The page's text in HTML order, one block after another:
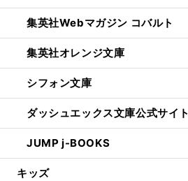
集英社Webマガジン コバルト
集英社オレンジ文庫
シフォン文庫
ダッシュエックス文庫公式サイト
JUMP j-BOOKS
キッズ